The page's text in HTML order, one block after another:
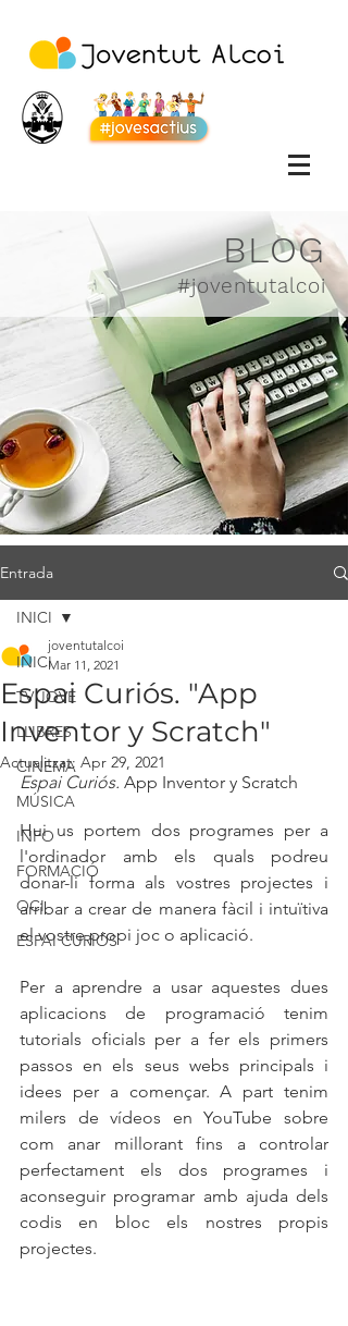
BLOG
#joventutalcoi
Entrada
INICI
TV JOVE
LLIBRES
CINEMA
MÚSICA
INFO
FORMACIÓ
OCI
ESPAI CURIÓS
INICI
Espai Curiós. "App
Inventor y Scratch"
joventutalcoi
Mar 11, 2021
Actualitzat: Apr 29, 2021
Espai Curiós. App Inventor y Scratch
Hui us portem dos programes per a
l'ordinador amb els quals podreu
donar-li forma als vostres projectes i
arribar a crear de manera fàcil i intuïtiva
el vostre propi joc o aplicació.
Per a aprendre a usar aquestes dues
aplicacions de programació tenim
tutorials oficials per a fer els primers
passos en els seus webs principals i
idees per a començar. A part tenim
milers de vídeos en YouTube sobre
com anar millorant fins a controlar
perfectament els dos programes i
aconseguir programar amb ajuda dels
codis en bloc els nostres propis
projectes.